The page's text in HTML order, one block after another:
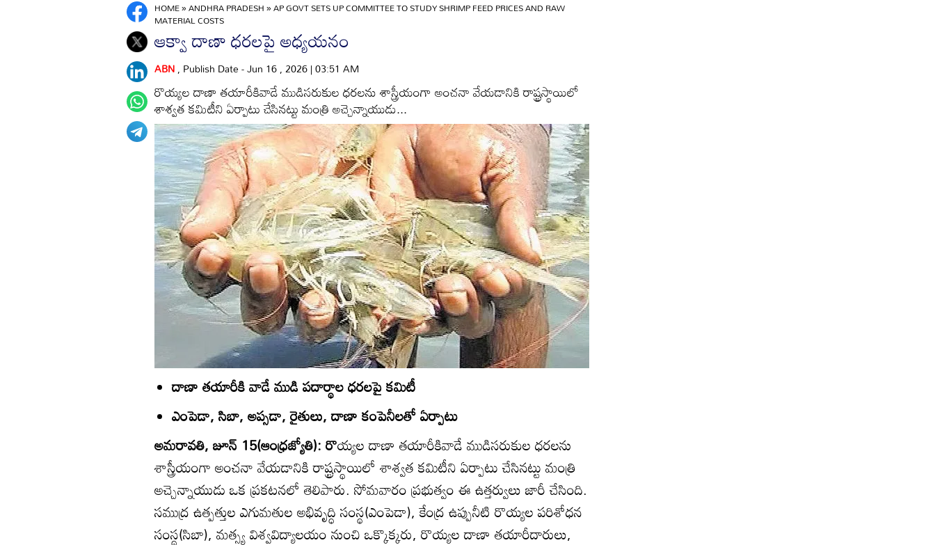
HOME»ANDHRA PRADESH»AP GOVT SETS UP COMMITTEE TO STUDY SHRIMP FEED PRICES AND RAW
MATERIAL COSTS
ఆక్వా దాణా ధరలపై అధ్యయనం
ABN, Publish Date - Jun 16 , 2026 | 03:51 AM
రొయ్యల దాణా తయారీకివాడే ముడిసరుకుల ధరలను శాస్త్రీయంగా అంచనా వేయడానికి రాష్ట్రస్థాయిలో
శాశ్వత కమిటీని ఏర్పాటు చేసినట్టు మంత్రి అచ్చెన్నాయుడు...
దాణా తయారీకి వాడే ముడి పదార్థాల ధరలపై కమిటీ
ఎంపెడా, సిబా, అప్సడా, రైతులు, దాణా కంపెనీలతో ఏర్పాటు
అమరావతి, జూన్‌ 15(ఆంధ్రజ్యోతి): రొయ్యల దాణా తయారీకివాడే ముడిసరుకుల ధరలను
శాస్త్రీయంగా అంచనా వేయడానికి రాష్ట్రస్థాయిలో శాశ్వత కమిటీని ఏర్పాటు చేసినట్టు మంత్రి
అచ్చెన్నాయుడు ఒక ప్రకటనలో తెలిపారు. సోమవారం ప్రభుత్వం ఈ ఉత్తర్వులు జారీ చేసింది.
సముద్ర ఉత్పత్తుల ఎగుమతుల అభివృద్ధి సంస్థ(ఎంపెడా), కేంద్ర ఉప్పునీటి రొయ్యల పరిశోధన
సంస్థ(సిబా), మత్స్య విశ్వవిద్యాలయం నుంచి ఒక్కొక్కరు, రొయ్యల దాణా తయారీదారులు,